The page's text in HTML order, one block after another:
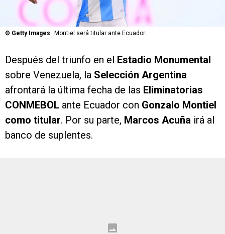
© Getty Images Montiel será titular ante Ecuador.
Después del triunfo en el Estadio Monumental
sobre Venezuela, la Selección Argentina
afrontará la última fecha de las Eliminatorias
CONMEBOL ante Ecuador con Gonzalo Montiel
como titular. Por su parte, Marcos Acuña irá al
banco de suplentes.